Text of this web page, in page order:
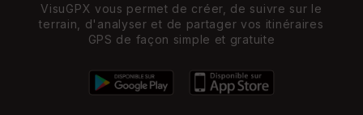
VisuGPX vous permet de créer, de suivre sur le
terrain, d'analyser et de partager vos itinéraires
GPS de façon simple et gratuite